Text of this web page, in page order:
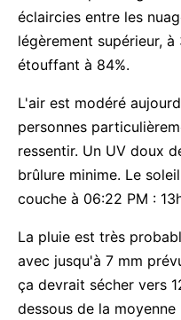
éclaircies entre les
légèrement supérieur,
étouffant à 84%.
L'air est modéré
personnes
ressentir. Un UV doux
brûlure minime. Le
couche à 06:22 PM :
La pluie est très
avec jusqu'à 7 mm
ça devrait sécher vers
dessous de la